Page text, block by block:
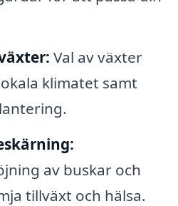
Val av växter
klimatet samt
av buskar och
tillväxt och hälsa.